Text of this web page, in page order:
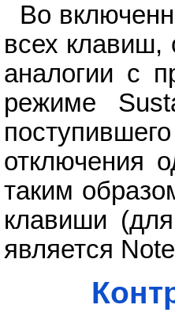
Во
всех клавиш,
аналогии с
режиме
отключения
таким
клавиши
является